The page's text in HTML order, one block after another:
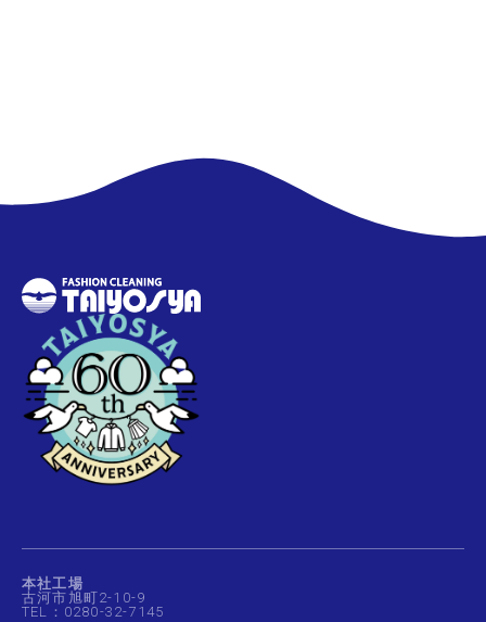
本社工場
古河市旭町2-10-9
TEL：0280-32-7145